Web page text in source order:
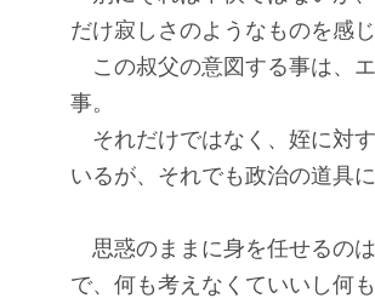
だけ寂しさのようなものを感じ
この叔父の意図する事は、
事。
それだけではなく、姪に対
いるが、それでも政治の道具
思惑のままに身を任せるの
で、何も考えなくていいし何